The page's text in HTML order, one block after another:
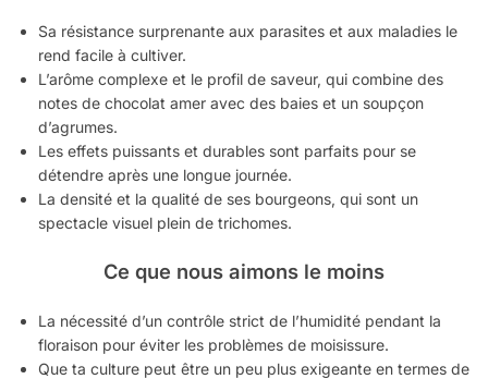
Sa résistance surprenante aux parasites et aux maladies le
rend facile à cultiver.
L’arôme complexe et le profil de saveur, qui combine des
notes de chocolat amer avec des baies et un soupçon
d’agrumes.
Les effets puissants et durables sont parfaits pour se
détendre après une longue journée.
La densité et la qualité de ses bourgeons, qui sont un
spectacle visuel plein de trichomes.
Ce que nous aimons le moins
La nécessité d’un contrôle strict de l’humidité pendant la
floraison pour éviter les problèmes de moisissure.
Que ta culture peut être un peu plus exigeante en termes de